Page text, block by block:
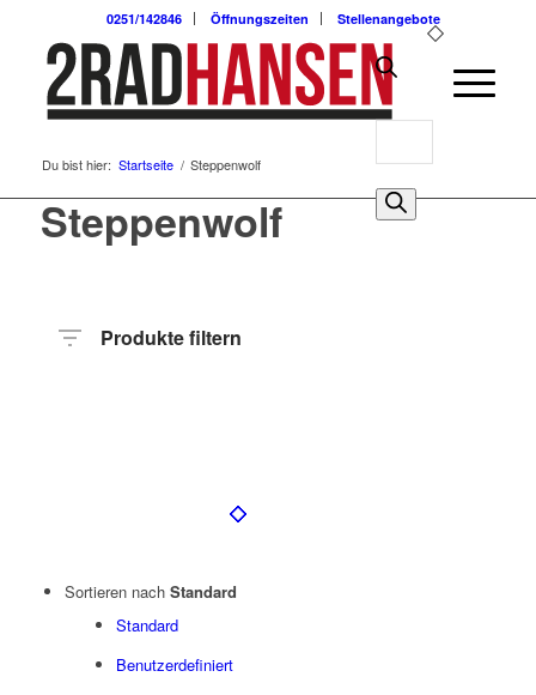
0251/142846 Öffnungszeiten Stellenangebote
0
Du bist hier: Startseite / Steppenwolf
Steppenwolf
Produkte filtern
Sortieren nach Standard
Standard
Benutzerdefiniert